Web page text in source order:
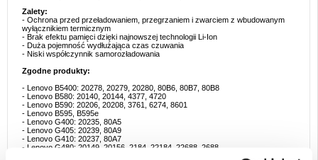
Zalety:
- Ochrona przed przeładowaniem, przegrzaniem i zwarciem z wbudowanym
wyłącznikiem termicznym
- Brak efektu pamięci dzięki najnowszej technologii Li-Ion
- Duża pojemność wydłużająca czas czuwania
- Niski współczynnik samorozładowania
Zgodne produkty:
- Lenovo B5400: 20278, 20279, 20280, 80B6, 80B7, 80B8
- Lenovo B580: 20140, 20144, 4377, 4720
- Lenovo B590: 20206, 20208, 3761, 6274, 8601
- Lenovo B595, B595e
- Lenovo G400: 20235, 80A5
- Lenovo G405: 20239, 80A9
- Lenovo G410: 20237, 80A7
- Lenovo G480: 20149, 20156, 2184, 22184, 22688, 2688